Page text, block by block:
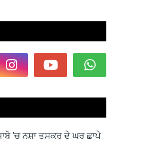
’ਚ ਨਸ਼ਾ ਤਸਕਰ ਦੇ ਘਰ ਛਾਪੇ